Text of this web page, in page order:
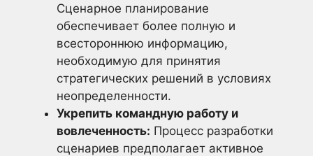
Сценарное планирование
обеспечивает более полную и
всестороннюю информацию,
необходимую для принятия
стратегических решений в условиях
неопределенности.
Укрепить командную работу и
вовлеченность: Процесс разработки
сценариев предполагает активное